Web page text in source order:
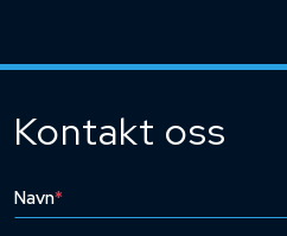
Kontakt oss
Navn*